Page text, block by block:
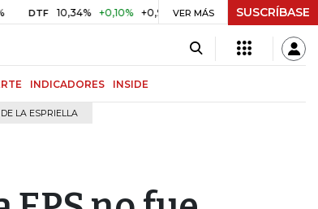
10,34% +0,10% +0,98% UVR $ 416,96 +$ 0,05 +0,01%
VER MÁS SUSCRÍBASE
INDICADORES INSIDE
LA ESPRIELLA